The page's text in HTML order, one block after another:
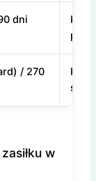
dni
/ 270
Po
w